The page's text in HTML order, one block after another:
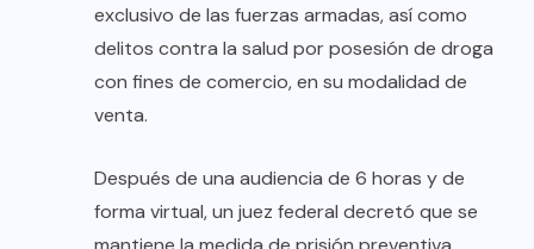
exclusivo de las fuerzas armadas, así como
delitos contra la salud por posesión de droga
con fines de comercio, en su modalidad de
venta.
Después de una audiencia de 6 horas y de
forma virtual, un juez federal decretó que se